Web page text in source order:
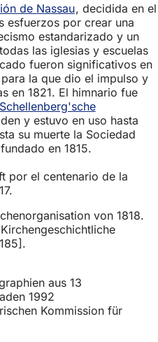
de Nassau, decidida en el
esfuerzos por crear una
estandarizado y un
las iglesias y escuelas
fueron significativos en
la que dio el impulso y
en 1821. El himnario fue
y estuvo en uso hasta
su muerte la Sociedad
en 1815.
por el centenario de la
von 1818.
aus 13
1992
Kommission für